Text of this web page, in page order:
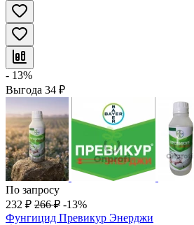
- 13%
Выгода 34 ₽
По запросу
232 ₽ 266 ₽ -13%
Фунгицид Превикур Энерджи